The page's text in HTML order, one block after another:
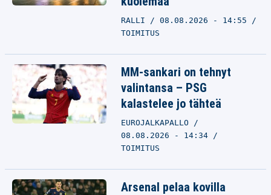
RALLI
08.08.2026 - 14:55
TOIMITUS
MM-sankari on tehnyt
valintansa – PSG
kalastelee jo tähteä
EUROJALKAPALLO
08.08.2026 - 14:34
TOIMITUS
Arsenal pelaa kovilla